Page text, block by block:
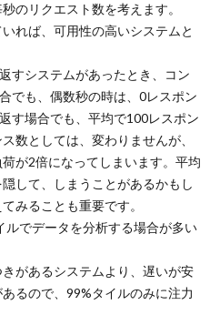
のリクエスト数を考えます。
れば、可用性の高いシステムと
すシステムがあったとき、コン
でも、偶数秒の時は、0レスポン
す場合でも、平均で100レスポン
数としては、変わりませんが、
が2倍になってしまいます。平均
して、しまうことがあるかもし
みることも重要です。
でデータを分析する場合が多い
があるシステムより、遅いが安
るので、99%タイルのみに注力